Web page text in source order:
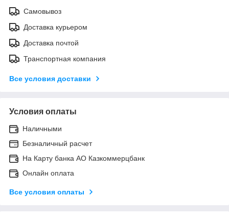
Самовывоз
Доставка курьером
Доставка почтой
Транспортная компания
Все условия доставки
Условия оплаты
Наличными
Безналичный расчет
На Карту банка АО Казкоммерцбанк
Онлайн оплата
Все условия оплаты